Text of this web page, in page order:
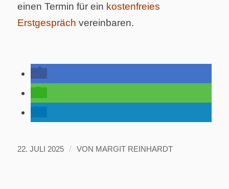
einen Termin für ein kostenfreies
Erstgespräch vereinbaren.
22. JULI 2025 / VON MARGIT REINHARDT